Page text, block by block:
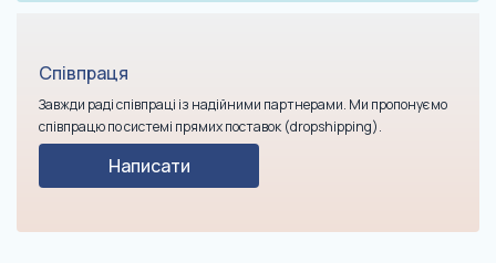
Співпраця
Завжди раді співпраці із надійними партнерами. Ми пропонуємо
співпрацю по системі прямих поставок (dropshipping).
Написати